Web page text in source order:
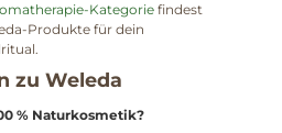
Kategoriefindest
Produkte für dein
zu Weleda
% Naturkosmetik?